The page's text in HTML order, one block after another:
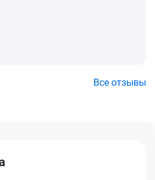
Все отзывы